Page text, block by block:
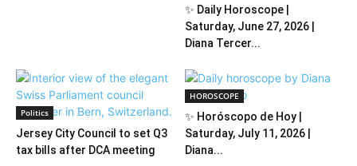
✨ Daily Horoscope |
Saturday, June 27, 2026 |
Diana Tercer...
Politics
Jersey City Council to set Q3
tax bills after DCA meeting
HOROSCOPE
✨ Horóscopo de Hoy |
Saturday, July 11, 2026 |
Diana...